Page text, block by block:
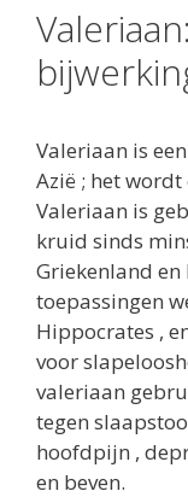
Valeriaan is
Azië ; het
Valeriaan is
kruid sinds
Griekenland en
toepassingen
Hippocrates ,
voor
valeriaan
tegen
hoofdpijn ,
en beven.